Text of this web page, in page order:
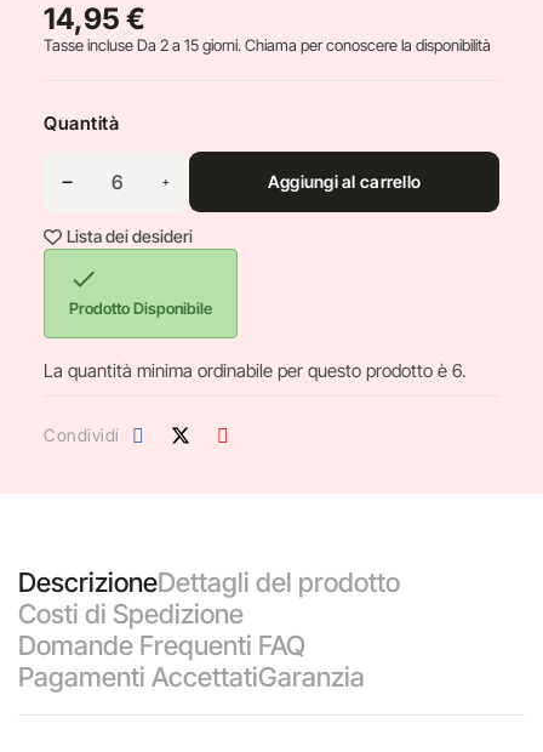
14,95 €
Tasse incluseDa 2 a 15 giorni. Chiama per conoscere la disponibilità
Quantità
Aggiungi al carrello
Lista dei desideri

Prodotto Disponibile
La quantità minima ordinabile per questo prodotto è 6.
Condividi
DescrizioneDettagli del prodotto
Costi di Spedizione
Domande Frequenti FAQ
Pagamenti AccettatiGaranzia